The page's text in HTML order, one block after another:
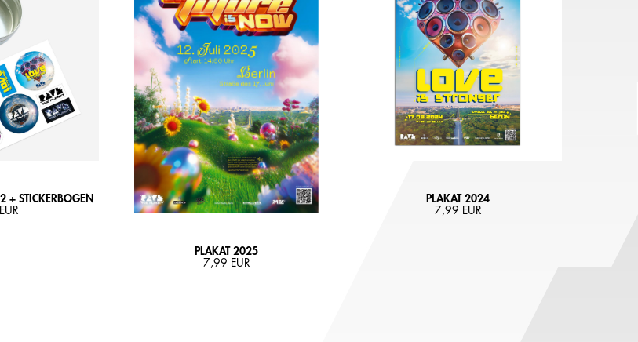
+ STICKERBOGEN
PLAKAT 2025
7,99 EUR
PLAKAT 2024
7,99 EUR